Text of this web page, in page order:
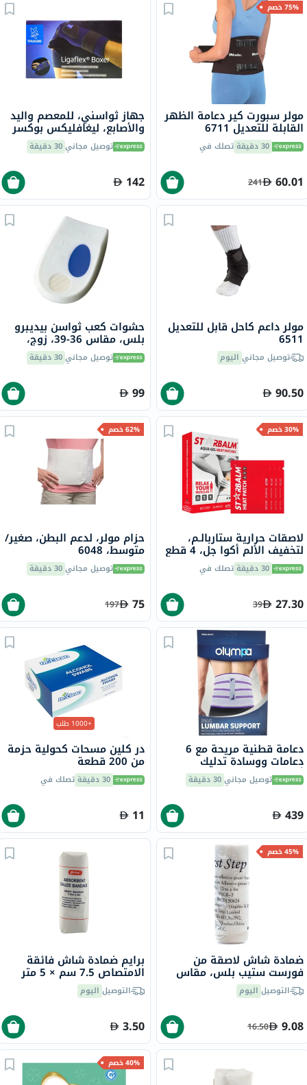
75% خصم
مولر سبورت كير دعامة الظهر
القابلة للتعديل 6711
30 دقيقة تصلك في
60.01
241
جهاز ثواسني، للمعصم واليد
والأصابع، ليغافليكس بوكسر
الأيسر، S1 24310201توصيل مجاني30 دقيقة
142
مولر داعم كاحل قابل للتعديل
6511
توصيل مجاني اليوم
90.50
حشوات كعب ثواسن بيديبرو
بلس، مقاس 36-39، زوج،
660001201توصيل مجاني30 دقيقة
99
30% خصم
لاصقات حرارية ستاربالـم،
لتخفيف الألم أكوا جل، 4 قطع
30 دقيقة تصلك في
27.30
39
62% خصم
حزام مولر، لدعم البطن، صغير/
متوسط، 6048
توصيل مجاني30 دقيقة
75
197
دعامة قطنية مريحة مع 6
دعامات ووسادة تدليك
أوليمبا، رمادي، مقاس صغير،
OFB-511توصيل مجاني30 دقيقة
439
+1000 طلب
در كلين مسحات كحولية حزمة
من 200 قطعة
30 دقيقة تصلك في
11
45% خصم
ضمادة شاش لاصقة من
فورست ستيب بلس، مقاس
12 سم × 4 مترالتوصيل اليوم
9.08
16.50
برايم ضمادة شاش فائقة
الامتصاص 7.5 سم × 5 متر
التوصيل اليوم
3.50
40% خصم